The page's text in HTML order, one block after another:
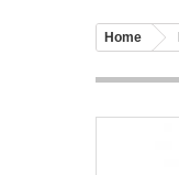
Home